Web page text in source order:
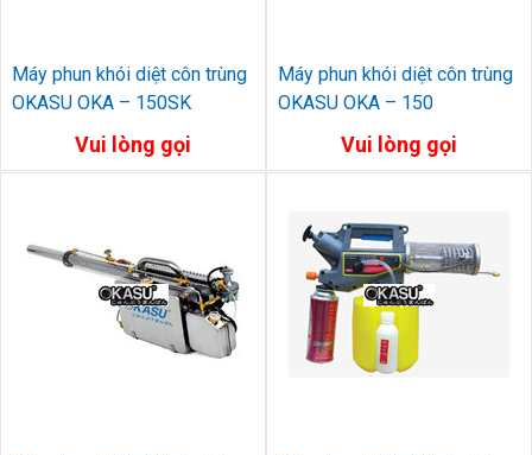
Máy phun khói diệt côn trùng
OKASU OKA – 150SK
Vui lòng gọi
Máy phun khói diệt côn trùng
OKASU OKA – 150
Vui lòng gọi